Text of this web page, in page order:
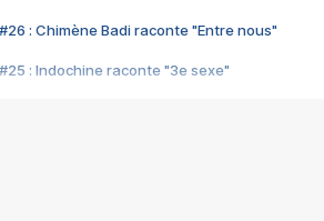
#26 : Chimène Badi raconte "Entre nous"
#25 : Indochine raconte "3e sexe"